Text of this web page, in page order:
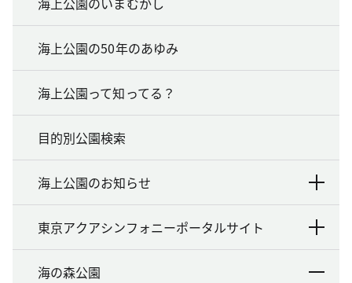
海上公園の50年のあゆみ
海上公園って知ってる？
目的別公園検索
海上公園のお知らせ
東京アクアシンフォニーポータルサイト
海の森公園